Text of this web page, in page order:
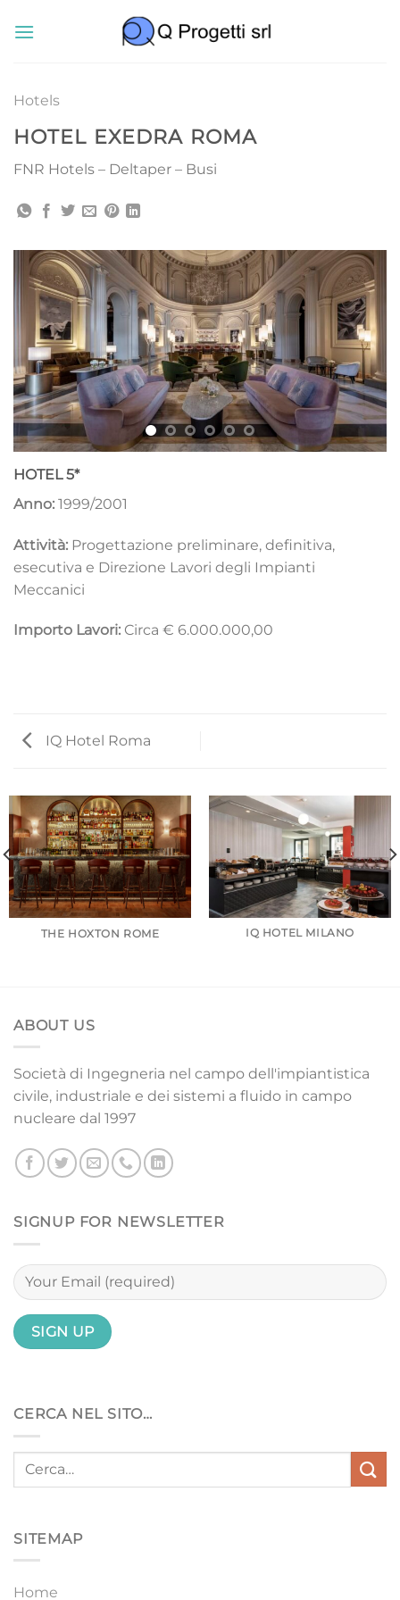
Hotels
HOTEL EXEDRA ROMA
FNR Hotels – Deltaper – Busi
HOTEL 5*
Anno: 1999/2001
Attività: Progettazione preliminare, definitiva,
esecutiva e Direzione Lavori degli Impianti
Meccanici
Importo Lavori: Circa € 6.000.000,00
IQ Hotel Roma
THE HOXTON ROME IQ HOTEL MILANO
ABOUT US
Società di Ingegneria nel campo dell'impiantistica
civile, industriale e dei sistemi a fluido in campo
nucleare dal 1997
SIGNUP FOR NEWSLETTER
CERCA NEL SITO…
SITEMAP
Home